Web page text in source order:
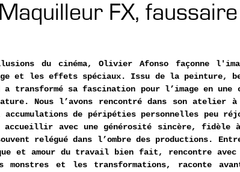
FX,
du cinéma, Olivier Afonso façonne
et les effets spéciaux. Issu de la peinture,
transformé sa fascination pour l’image en une
Nous l’avons rencontré dans son atelier à
de péripéties personnelles peu
accueillir avec une générosité sincère, fidèle
relégué dans l’ombre des productions.
et amour du travail bien fait, rencontre
et les transformations, raconte